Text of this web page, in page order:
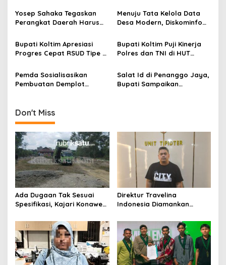
o
Profesionalisme
Aparatur Berintegritas
Yosep Sahaka Tegaskan
Perangkat Daerah Harus
dan Konstruksi
Menuju Tata Kelola Data
Desa Modern, Diskominfo
Kapasitas Perangkat Desa
Bupati Koltim Apresiasi
Progres Cepat RSUD Tipe C,
Terpasang
Bupati Koltim Puji Kinerja
Polres dan TNI di HUT
Pemda Sosialisasikan
Pembuatan Demplot
Tongauna
Salat Id di Penanggo Jaya,
Bupati Sampaikan
Don't Miss
Ada Dugaan Tak Sesuai
Spesifikasi, Kajari Konawe
Rupbasan Rp1,9 Miliar
Dihentikan
Direktur Travelina
Indonesia Diamankan
Penelantaran Jemaah
Umrah Masuk Babak Baru